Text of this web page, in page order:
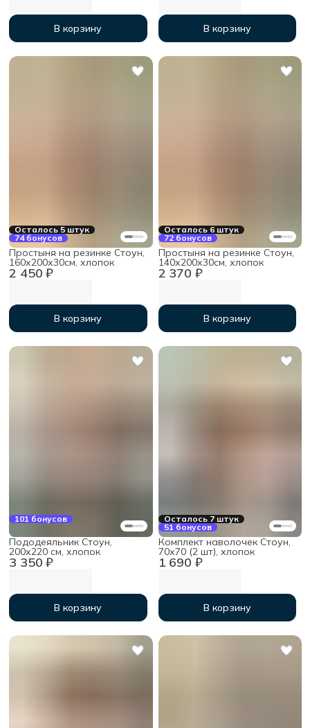
В корзину В корзину
Осталось 5 штук
74 бонусов
2 450 ₽
Простыня на резинке Стоун,
160х200х30см, хлопок
В корзину
Осталось 6 штук
72 бонусов
2 370 ₽
Простыня на резинке Стоун,
140х200х30см, хлопок
В корзину
101 бонусов
3 350 ₽
Пододеяльник Стоун,
200х220 см, хлопок
В корзину
Осталось 7 штук
51 бонусов
1 690 ₽
Комплект наволочек Стоун,
70х70 (2 шт), хлопок
В корзину